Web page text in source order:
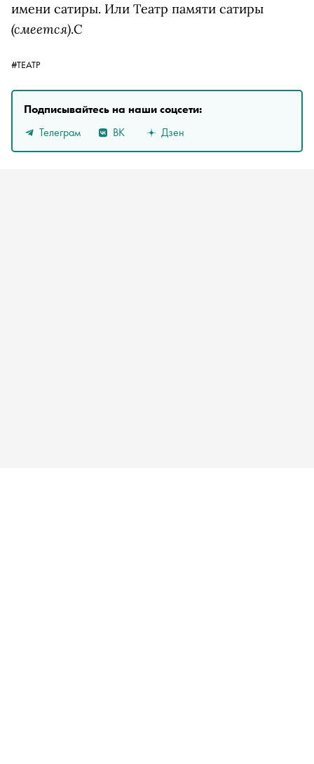
имени сатиры. Или Театр памяти сатиры
(смеется).С
#ТЕАТР
Подписывайтесь на наши соцсети:
Телеграм
ВК Дзен